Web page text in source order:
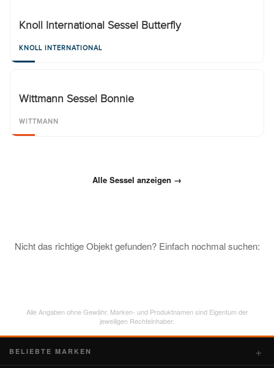
Knoll International Sessel Butterfly
KNOLL INTERNATIONAL
Wittmann Sessel Bonnie
WITTMANN
Alle Sessel anzeigen →
Nicht das richtige Objekt gefunden? Einfach nochmal suchen:
Alle Angaben ohne Gewähr. Marken- und Produktnamen sind Eigentum der
jeweiligen Rechteinhaber.
BELIEBTE MARKEN